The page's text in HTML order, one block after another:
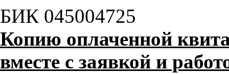
БИК 045004725
Копию оплаченной
вместе с заявкой и